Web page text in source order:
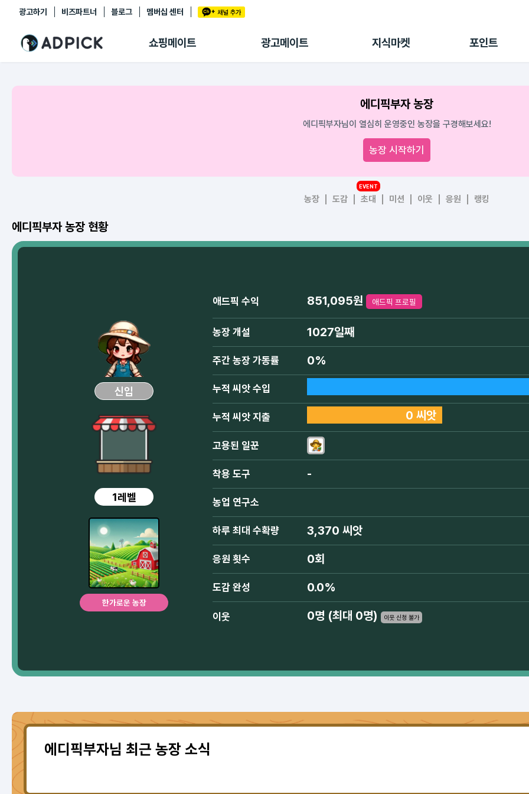
광고하기 비즈파트너 블로그 멤버십 센터
쇼핑메이트 광고메이트 지식마켓 포인트
추천상품
쇼핑 에이전트
링크관리
광고리포트
출석 룰렛
후원
에디픽부자 농장
에디픽부자님이 열심히 운영중인 농장을 구경해보세요!
농장 시작하기
농장 도감 초대
EVENT
미션 이웃 응원 랭킹
에디픽부자 농장 현황
신입
1레벨
한가로운 농장
애드픽 수익 851,095원 애드픽 프로필
농장 개설 1027일째
주간 농장 가동률 0%
누적 씨앗 수입
누적 씨앗 지출 0 씨앗
고용된 일꾼
착용 도구 -
농업 연구소
하루 최대 수확량 3,370 씨앗
응원 횟수 0회
도감 완성 0.0%
이웃 0명 (최대 0명) 이웃 신청 불가
에디픽부자님 최근 농장 소식